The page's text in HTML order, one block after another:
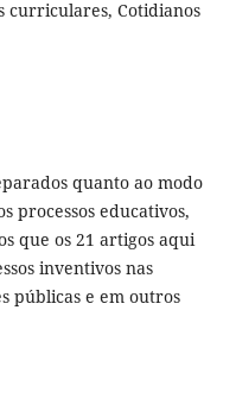
curriculares, Cotidianos
quanto ao modo
processos educativos,
que os 21 artigos aqui
inventivos nas
públicas e em outros